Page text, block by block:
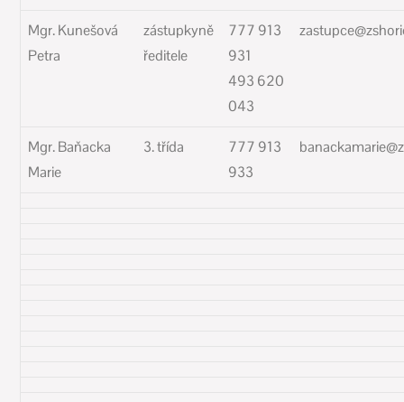
Mgr. Kunešová
Petra
zástupkyně
ředitele
777 913
931
493 620
043
Mgr. Baňacka
Marie
3. třída
777 913
933